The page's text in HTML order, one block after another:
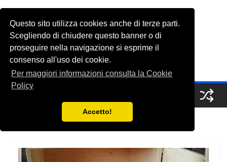
Questo sito utilizza cookies anche di terze parti.
Scegliendo di chiudere questo banner o di
proseguire nella navigazione si esprime il
consenso all'uso dei cookie.
Per maggiori informazioni consulta la Cookie
Policy
Accetto!
Salta
contenutoFabioGrasso.net
A Saucerful of Delights